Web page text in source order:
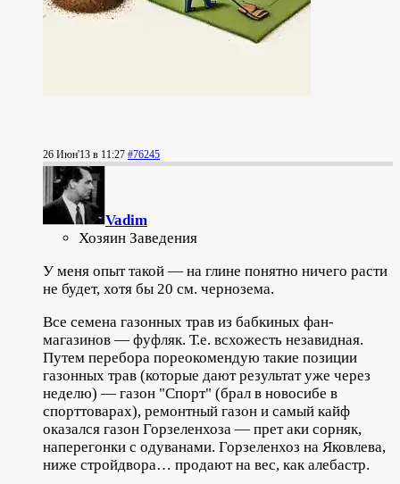
26 Июн'13 в 11:27 #76245
Vadim
Хозяин Заведения
У меня опыт такой — на глине понятно ничего расти
не будет, хотя бы 20 см. чернозема.
Все семена газонных трав из бабкиных фан-
магазинов — фуфляк. Т.е. всхожесть незавидная.
Путем перебора пореокомендую такие позиции
газонных трав (которые дают результат уже через
неделю) — газон "Спорт" (брал в новосибе в
спорттоварах), ремонтный газон и самый кайф
оказался газон Горзеленхоза — прет аки сорняк,
наперегонки с одуванами. Горзеленхоз на Яковлева,
ниже стройдвора… продают на вес, как алебастр.